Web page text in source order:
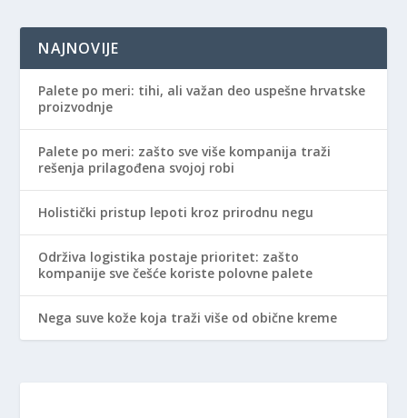
NAJNOVIJE
Palete po meri: tihi, ali važan deo uspešne hrvatske
proizvodnje
Palete po meri: zašto sve više kompanija traži
rešenja prilagođena svojoj robi
Holistički pristup lepoti kroz prirodnu negu
Održiva logistika postaje prioritet: zašto
kompanije sve češće koriste polovne palete
Nega suve kože koja traži više od obične kreme